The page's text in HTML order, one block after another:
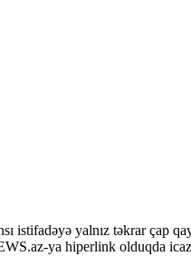
istifadəyə yalnız təkrar çap
ya hiperlink olduqda